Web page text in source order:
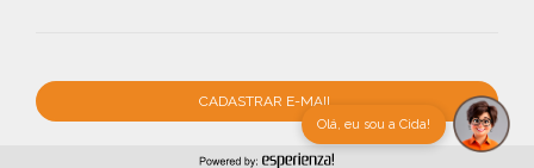
Olá, eu sou a Cida!
CADASTRAR E-MAIL